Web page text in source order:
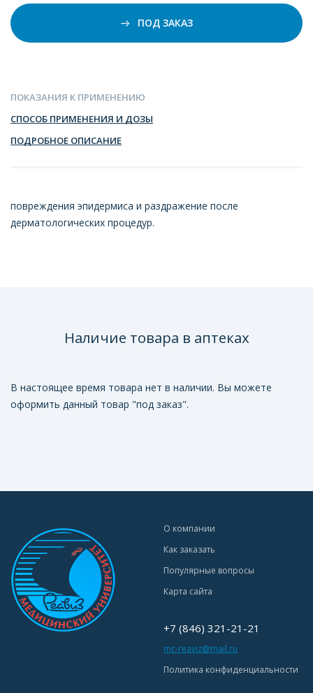
ПОД ЗАКАЗ
ПОКАЗАНИЯ К ПРИМЕНЕНИЮ
СПОСОБ ПРИМЕНЕНИЯ И ДОЗЫ
ПОДРОБНОЕ ОПИСАНИЕ
повреждения эпидермиса и раздражение после
дерматологических процедур.
Наличие товара в аптеках
В настоящее время товара нет в наличии. Вы можете
оформить данный товар "под заказ".
О компании
Как заказать
Популярные вопросы
Карта сайта
+7 (846) 321-21-21
mc-reaviz@mail.ru
Политика конфиденциальности